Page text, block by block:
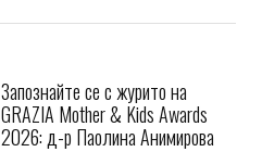
Запознайте се с журито на
GRAZIA Mother & Kids Awards
2026: д-р Паолина Анимирова